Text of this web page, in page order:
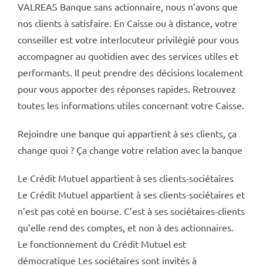
VALREAS Banque sans actionnaire, nous n’avons que
nos clients à satisfaire. En Caisse ou à distance, votre
conseiller est votre interlocuteur privilégié pour vous
accompagner au quotidien avec des services utiles et
performants. Il peut prendre des décisions localement
pour vous apporter des réponses rapides. Retrouvez
toutes les informations utiles concernant votre Caisse.
Rejoindre une banque qui appartient à ses clients, ça
change quoi ? Ça change votre relation avec la banque
Le Crédit Mutuel appartient à ses clients-sociétaires
Le Crédit Mutuel appartient à ses clients-sociétaires et
n’est pas coté en bourse. C’est à ses sociétaires-clients
qu’elle rend des comptes, et non à des actionnaires.
Le fonctionnement du Crédit Mutuel est
démocratique Les sociétaires sont invités à